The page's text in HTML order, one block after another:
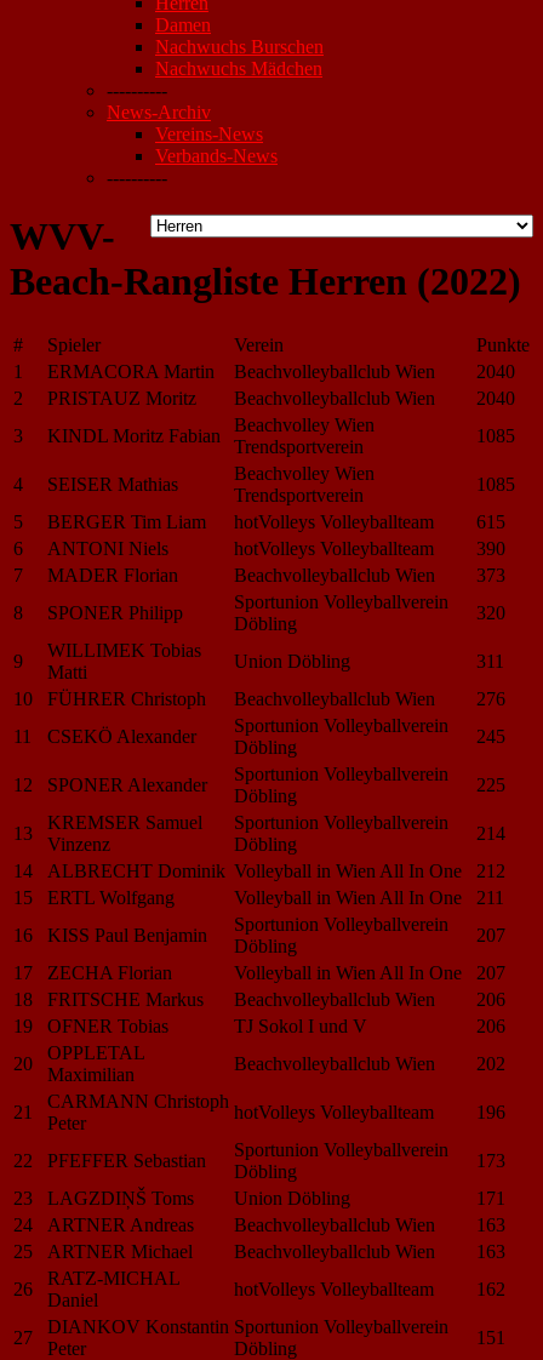
Damen
Nachwuchs Burschen
Nachwuchs Mädchen
----------
News-Archiv
Vereins-News
Verbands-News
----------
WVV-
Beach-Rangliste Herren (2022)
# Spieler Verein
Punkte
1
ERMACORA Martin Beachvolleyballclub Wien
2040
2
PRISTAUZ Moritz Beachvolleyballclub Wien
2040
3
KINDL Moritz Fabian
Beachvolley Wien
Trendsportverein
1085
4 SEISER Mathias
Beachvolley Wien
Trendsportverein
1085
5
BERGER Tim Liam hotVolleys Volleyballteam
615
6
ANTONI Niels hotVolleys Volleyballteam
390
7
MADER Florian Beachvolleyballclub Wien
373
8
SPONER Philipp
Sportunion Volleyballverein
Döbling
320
9
WILLIMEK Tobias
Matti
Union Döbling
311
10
FÜHRER Christoph Beachvolleyballclub Wien
276
11
CSEKÖ Alexander
Sportunion Volleyballverein
Döbling
245
12 SPONER Alexander
Sportunion Volleyballverein
Döbling
225
13
KREMSER Samuel
Vinzenz
Sportunion Volleyballverein
Döbling
214
14
ALBRECHT Dominik Volleyball in Wien All In One
212
15
ERTL Wolfgang Volleyball in Wien All In One
211
16
KISS Paul Benjamin
Sportunion Volleyballverein
Döbling
207
17
ZECHA Florian Volleyball in Wien All In One
207
18
FRITSCHE Markus Beachvolleyballclub Wien
206
19
OFNER Tobias TJ Sokol I und V
206
20
OPPLETAL
Maximilian
Beachvolleyballclub Wien 202
21
CARMANN Christoph
Peter
hotVolleys Volleyballteam 196
22 PFEFFER Sebastian
Sportunion Volleyballverein
Döbling
173
23
LAGZDIŅŠ Toms Union Döbling
171
24
ARTNER Andreas Beachvolleyballclub Wien
163
25
ARTNER Michael Beachvolleyballclub Wien
163
26
RATZ-MICHAL
Daniel
hotVolleys Volleyballteam 162
27
DIANKOV Konstantin
Peter
Sportunion Volleyballverein
Döbling
151